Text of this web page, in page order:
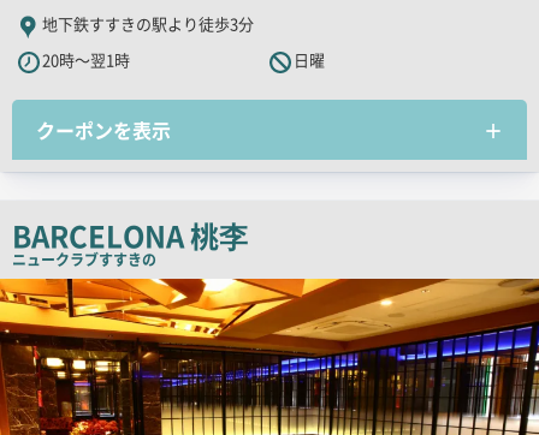
舗
PR
キ
ャ
チ
ー
地下鉄すすきの駅より徒歩3分
20時～翌1時
日曜
クーポンを表示
BARCELONA 桃李
ニュークラブすすきの
検
索
結
果
一
覧
用
画
像